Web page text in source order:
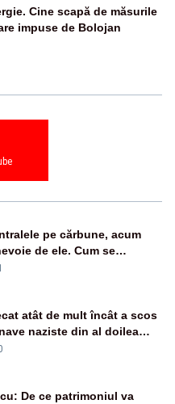
Cine scapă de măsurile
impuse de Bolojan
pe cărbune, acum
de ele. Cum se
în plină criză energetică
atât de mult încât a scos
naziste din al doilea
De ce patrimoniul va